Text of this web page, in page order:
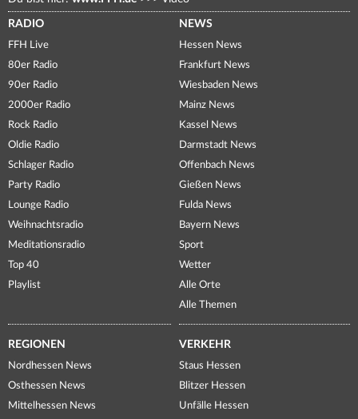
RADIO
FFH Live
80er Radio
90er Radio
2000er Radio
Rock Radio
Oldie Radio
Schlager Radio
Party Radio
Lounge Radio
Weihnachtsradio
Meditationsradio
Top 40
Playlist
NEWS
Hessen News
Frankfurt News
Wiesbaden News
Mainz News
Kassel News
Darmstadt News
Offenbach News
Gießen News
Fulda News
Bayern News
Sport
Wetter
Alle Orte
Alle Themen
REGIONEN
Nordhessen News
Osthessen News
Mittelhessen News
VERKEHR
Staus Hessen
Blitzer Hessen
Unfälle Hessen